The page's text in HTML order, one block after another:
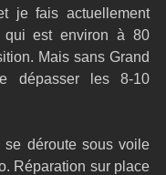
je fais actuellement
qui est environ à 80
Mais sans Grand
dépasser les 8-10
se déroute sous voile
Réparation sur place